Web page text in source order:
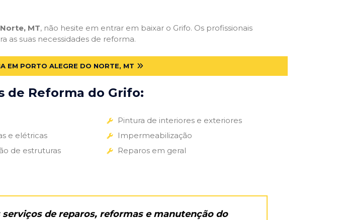
MT, não hesite em entrar em baixar o Grifo. Os profissionais
as suas necessidades de reforma.
EM PORTO ALEGRE DO NORTE, MT
de Reforma do Grifo:
e elétricas
de estruturas
Pintura de interiores e exteriores
Impermeabilização
Reparos em geral
de reparos, reformas e manutenção do